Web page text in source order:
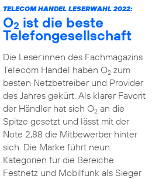
TELECOM HANDEL LESERWAHL 2022:
O2 ist die beste
Telefongesellschaft
Die Leser:innen des Fachmagazins
Telecom Handel haben O2zum
besten Netzbetreiber und Provider
des Jahres gekürt. Als klarer Favorit
der Händler hat sich O2an die
Spitze gesetzt und lässt mit der
Note 2,88 die Mitbewerber hinter
sich. Die Marke führt neun
Kategorien für die Bereiche
Festnetz und Mobilfunk als Sieger